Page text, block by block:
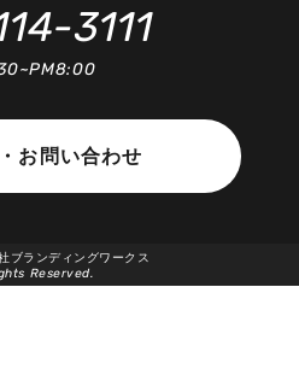
3111
お問い合わせ
ブランディングワークス
Reserved.